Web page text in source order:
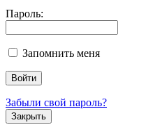
Пароль:
Запомнить меня
Забыли свой пароль?
Закрыть